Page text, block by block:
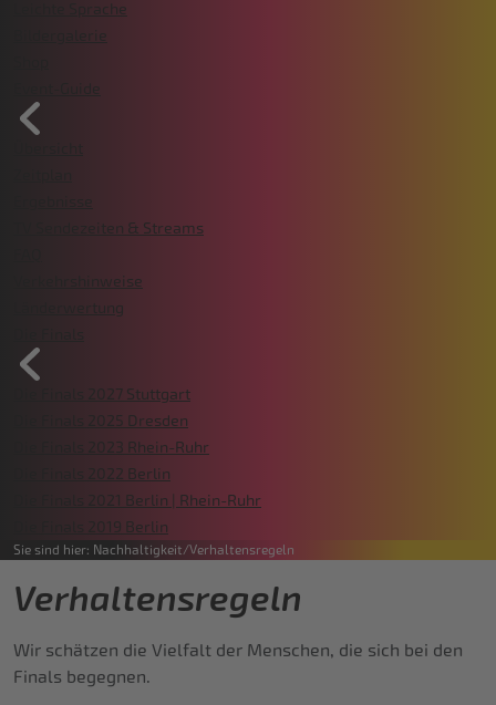
Leichte Sprache
Bildergalerie
TV Sendezeiten & Streams
Verkehrshinweise
Länderwertung
Die Finals 2027 Stuttgart
Die Finals 2025 Dresden
Die Finals 2023 Rhein-Ruhr
Die Finals 2022 Berlin
Die Finals 2021 Berlin | Rhein-Ruhr
Die Finals 2019 Berlin
Sie sind hier: Nachhaltigkeit Verhaltensregeln
Verhaltensregeln
Wir schätzen die Vielfalt der Menschen, die sich bei den
Finals begegnen.